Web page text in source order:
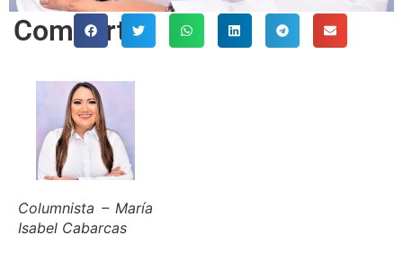
Comparte
Columnista – María
Isabel Cabarcas